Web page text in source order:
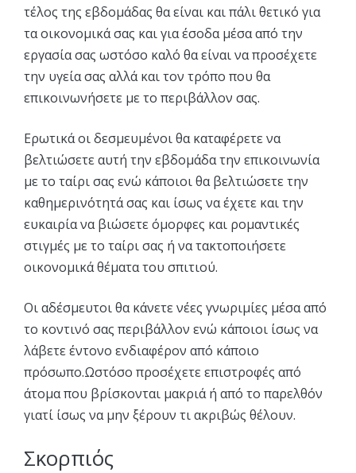
τέλος της εβδομάδας θα είναι και πάλι θετικό για
τα οικονομικά σας και για έσοδα μέσα από την
εργασία σας ωστόσο καλό θα είναι να προσέχετε
την υγεία σας αλλά και τον τρόπο που θα
επικοινωνήσετε με το περιβάλλον σας.
Ερωτικά οι δεσμευμένοι θα καταφέρετε να
βελτιώσετε αυτή την εβδομάδα την επικοινωνία
με το ταίρι σας ενώ κάποιοι θα βελτιώσετε την
καθημερινότητά σας και ίσως να έχετε και την
ευκαιρία να βιώσετε όμορφες και ρομαντικές
στιγμές με το ταίρι σας ή να τακτοποιήσετε
οικονομικά θέματα του σπιτιού.
Οι αδέσμευτοι θα κάνετε νέες γνωριμίες μέσα από
το κοντινό σας περιβάλλον ενώ κάποιοι ίσως να
λάβετε έντονο ενδιαφέρον από κάποιο
πρόσωπο.Ωστόσο προσέχετε επιστροφές από
άτομα που βρίσκονται μακριά ή από το παρελθόν
γιατί ίσως να μην ξέρουν τι ακριβώς θέλουν.
Σκορπιός